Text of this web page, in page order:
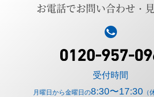
お電話でお問い合わせ・
受付時間
月曜日から金曜日の8:30〜17:30 （